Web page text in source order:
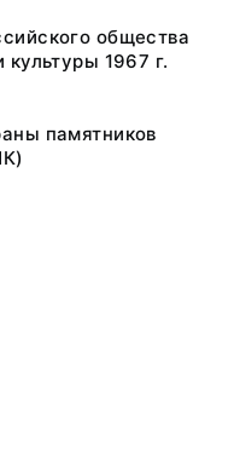
общества
1967 г.
памятников